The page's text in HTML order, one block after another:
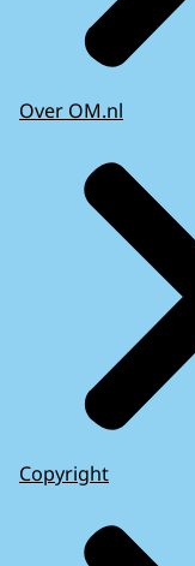
Over OM.nl
Copyright